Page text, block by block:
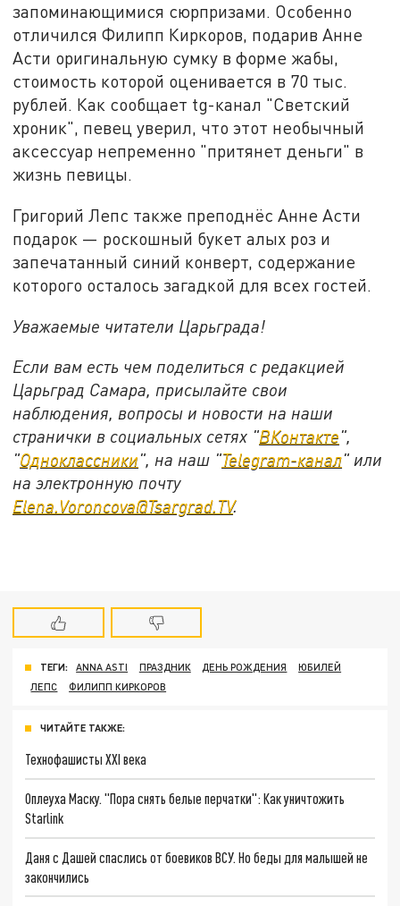
запоминающимися сюрпризами. Особенно
отличился Филипп Киркоров, подарив Анне
Асти оригинальную сумку в форме жабы,
стоимость которой оценивается в 70 тыс.
рублей. Как сообщает tg-канал "Светский
хроник", певец уверил, что этот необычный
аксессуар непременно "притянет деньги" в
жизнь певицы.
Григорий Лепс также преподнёс Анне Асти
подарок — роскошный букет алых роз и
запечатанный синий конверт, содержание
которого осталось загадкой для всех гостей.
Уважаемые читатели Царьграда!
Если вам есть чем поделиться с редакцией
Царьград Самара, присылайте свои
наблюдения, вопросы и новости на наши
странички в социальных сетях "ВКонтакте",
"Одноклассники", на наш "Telegram-канал" или
на электронную почту
Elena.Voroncova@Tsargrad.TV.
ТЕГИ: ANNA ASTI ПРАЗДНИК ДЕНЬ РОЖДЕНИЯ
ЮБИЛЕЙ
ЛЕПС
ФИЛИПП КИРКОРОВ
ЧИТАЙТЕ ТАКЖЕ:
Технофашисты XXI века
Оплеуха Маску. "Пора снять белые перчатки": Как уничтожить
Starlink
Даня с Дашей спаслись от боевиков ВСУ. Но беды для малышей не
закончились